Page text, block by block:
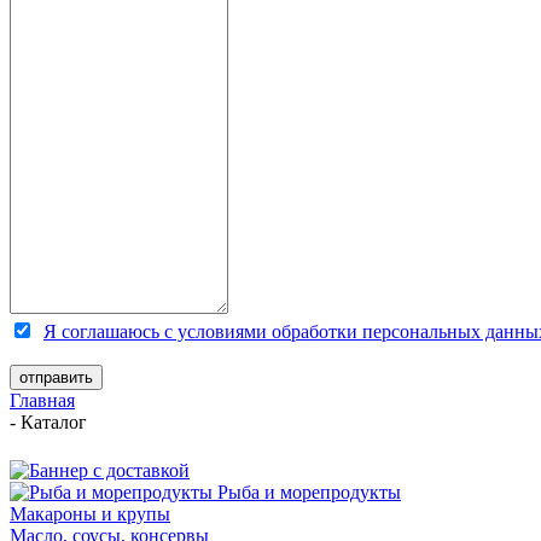
Я соглашаюсь с условиями обработки персональных
Главная
- Каталог
Рыба и морепродукты
Макароны и крупы
Масло, соусы, консервы